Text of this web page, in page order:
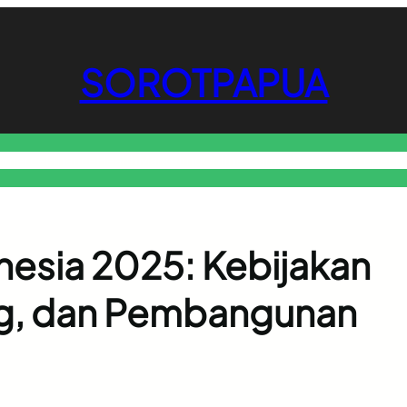
SOROTPAPUA
2025: Kebijakan
dan Pembangunan